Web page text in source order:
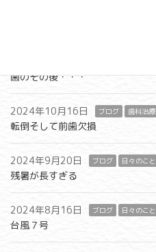
歯のその後・・・
2024年10月16日 ブログ 歯科治療
転倒そして前歯欠損
2024年9月20日 ブログ 日々のこと
残暑が長すぎる
2024年8月16日 ブログ 日々のこと
台風７号